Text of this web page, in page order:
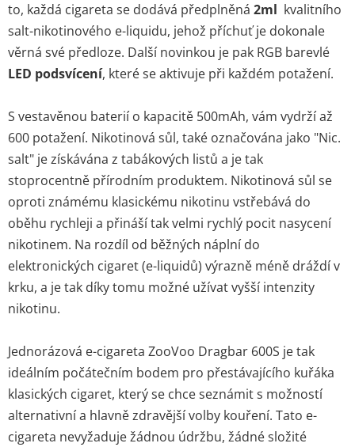
to, každá cigareta se dodává předplněná 2ml kvalitního
salt-nikotinového e-liquidu, jehož příchuť je dokonale
věrná své předloze. Další novinkou je pak RGB barevlé
LED podsvícení, které se aktivuje při každém potažení.
S vestavěnou baterií o kapacitě 500mAh, vám vydrží až
600 potažení. Nikotinová sůl, také označována jako "Nic.
salt" je získávána z tabákových listů a je tak
stoprocentně přírodním produktem. Nikotinová sůl se
oproti známému klasickému nikotinu vstřebává do
oběhu rychleji a přináší tak velmi rychlý pocit nasycení
nikotinem. Na rozdíl od běžných náplní do
elektronických cigaret (e-liquidů) výrazně méně dráždí v
krku, a je tak díky tomu možné užívat vyšší intenzity
nikotinu.
Jednorázová e-cigareta ZooVoo Dragbar 600S je tak
ideálním počátečním bodem pro přestávajícího kuřáka
klasických cigaret, který se chce seznámit s možností
alternativní a hlavně zdravější volby kouření. Tato e-
cigareta nevyžaduje žádnou údržbu, žádné složité